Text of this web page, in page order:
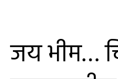
जय भीम…